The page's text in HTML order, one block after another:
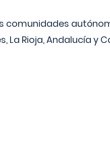
La Rioja, Andalucía y